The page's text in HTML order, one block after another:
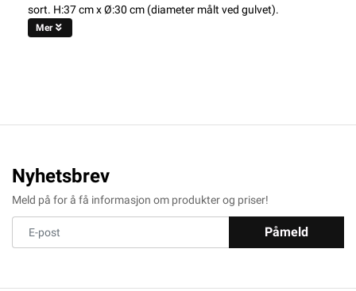
sort. H:37 cm x Ø:30 cm (diameter målt ved gulvet).
Mer
Nyhetsbrev
Meld på for å få informasjon om produkter og priser!
Påmeld